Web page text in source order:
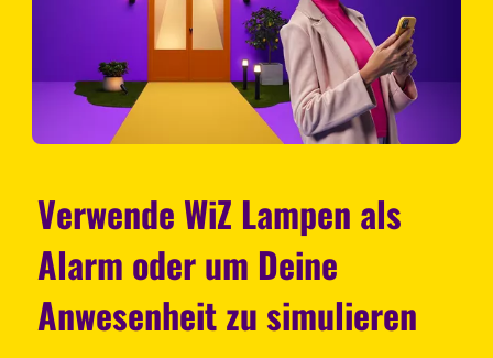
Verwende WiZ Lampen als
Alarm oder um Deine
Anwesenheit zu simulieren